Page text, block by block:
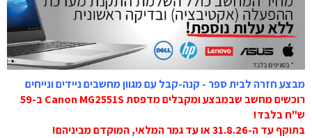
מבצע חזרה לבית ספר - קנה-קבל עם מגוון מחשבים ניידים ונייחים
רוכשים מחשב שבמבצע ומקבלים מדפסת Canon MG2551S ב-59
ש"ח בלבד!
בתוקף עד ה-31.8.26 או עד גמר המלאי, המוקדם מביניהם!